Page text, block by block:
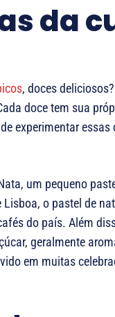
da
, doces
doce tem sua
experimentar
um pequeno
o pastel de
do país. Além
geralmente
em muitas